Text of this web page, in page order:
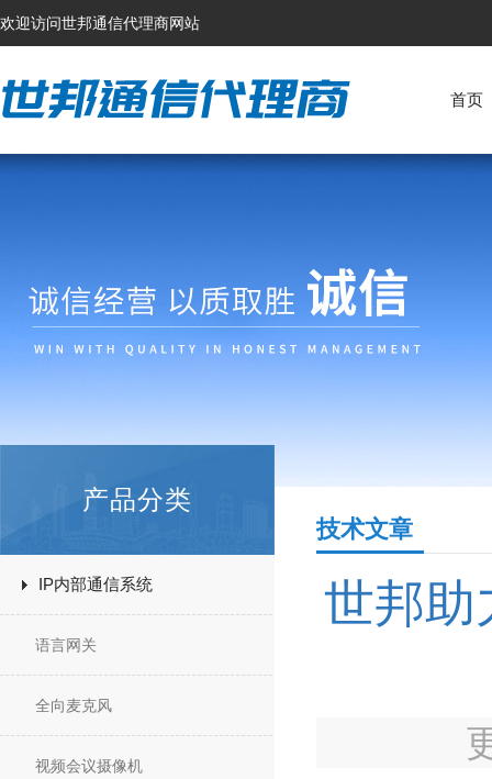
欢迎访问世邦通信代理商网站
首页
产品分类
IP内部通信系统
语言网关
全向麦克风
视频会议摄像机
技术文章
世邦助